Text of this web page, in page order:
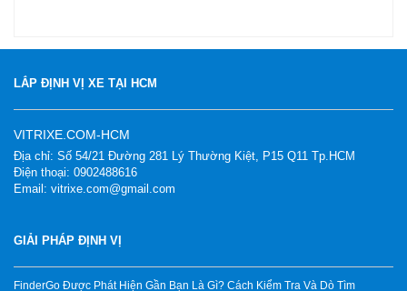
LẮP ĐỊNH VỊ XE TẠI HCM
VITRIXE.COM-HCM
Địa chỉ: Số 54/21 Đường 281 Lý Thường Kiệt, P15 Q11 Tp.HCM
Điện thoại: 0902488616
Email: vitrixe.com@gmail.com
GIẢI PHÁP ĐỊNH VỊ
FinderGo Được Phát Hiện Gần Bạn Là Gì? Cách Kiểm Tra Và Dò Tìm